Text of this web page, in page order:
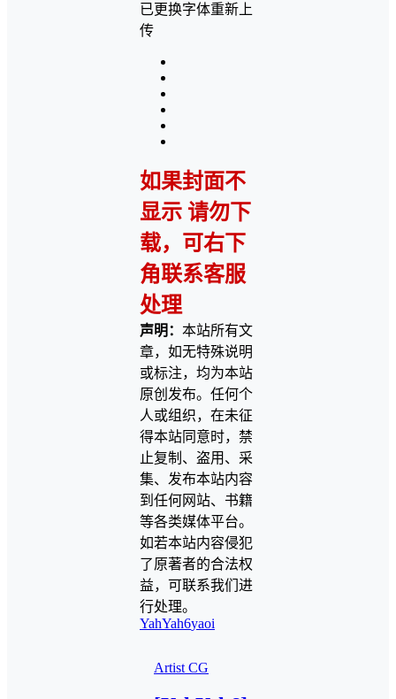
已更换字体重新上
传
如果封面不
显示 请勿下
载，可右下
角联系客服
处理
声明： 本站所有文
章，如无特殊说明
或标注，均为本站
原创发布。任何个
人或组织，在未征
得本站同意时，禁
止复制、盗用、采
集、发布本站内容
到任何网站、书籍
等各类媒体平台。
如若本站内容侵犯
了原著者的合法权
益，可联系我们进
行处理。
YahYah6yaoi
Artist CG